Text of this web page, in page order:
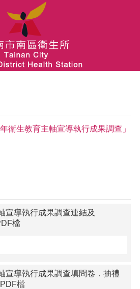
衛生教育主軸宣導執行成果調查」
宣導執行成果調查連結及
檔
宣導執行成果調查填問卷．抽禮
檔